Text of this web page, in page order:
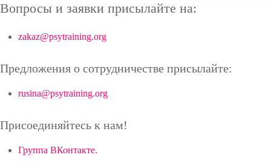
Вопросы и заявки присылайте на:
zakaz@psytraining.org
Предложения о сотрудничестве присылайте:
rusina@psytraining.org
Присоединяйтесь к нам!
Группа ВКонтакте.